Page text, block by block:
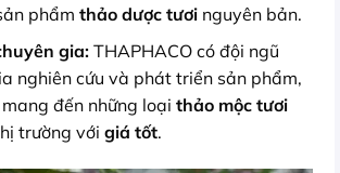
phẩm thảo dược tươinguyên bản.
gia:THAPHACO có đội ngũ
nghiên cứu và phát triển sản phẩm,
đến những loại thảo mộc tươi
trường với giá tốt.